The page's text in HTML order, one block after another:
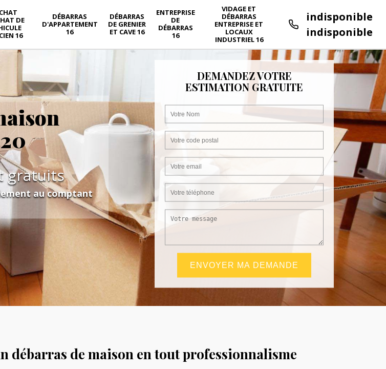
DE
16
DÉBARRAS
D'APPARTEMENT
16
DÉBARRAS
DE GRENIER
ET CAVE 16
ENTREPRISE
DE
DÉBARRAS
16
VIDAGE ET
DÉBARRAS
ENTREPRISE ET
LOCAUX
INDUSTRIEL 16
indisponible
indisponible
gratuits
au comptant
DEMANDEZ VOTRE
ESTIMATION GRATUITE
débarras de maison en tout professionnalisme